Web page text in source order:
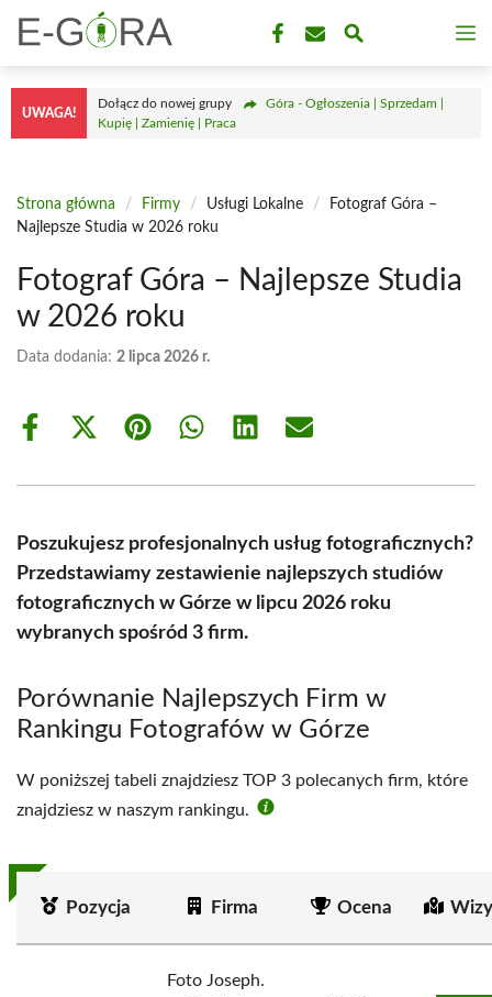
treści
UWAGA!
Dołącz do nowej grupy
Góra - Ogłoszenia | Sprzedam |
Kupię | Zamienię | Praca
Strona główna / Firmy / Usługi Lokalne /
Fotograf Góra –
Najlepsze Studia w 2026 roku
Fotograf Góra – Najlepsze Studia
w 2026 roku
Data dodania: 2 lipca 2026 r.
Share
Share
(Twitter)
Share Share Share Share
Poszukujesz profesjonalnych usług fotograficznych?
Przedstawiamy zestawienie najlepszych studiów
fotograficznych w Górze w lipcu 2026 roku
wybranych spośród 3 firm.
Porównanie Najlepszych Firm w
Rankingu Fotografów w Górze
W poniższej tabeli znajdziesz TOP 3 polecanych firm, które
znajdziesz w naszym rankingu.
Pozycja Firma Ocena
Foto Joseph.